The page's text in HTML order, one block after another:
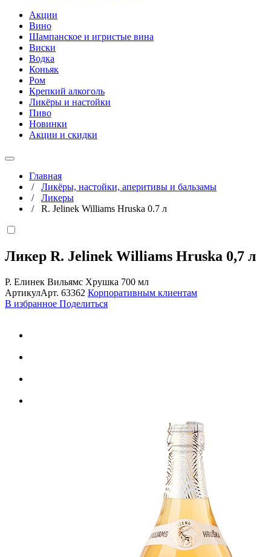
Акции
Вино
Шампанское и игристые вина
Виски
Водка
Коньяк
Ром
Крепкий алкоголь
Ликёры и настойки
Пиво
Новинки
Акции и скидки
Главная
/ Ликёры, настойки, аперитивы и бальзамы
/ Ликеры
/ R. Jelinek Williams Hruska 0.7 л
Ликер R. Jelinek Williams Hruska 0,7 л
Р. Елинек Вильямс Хрушка 700 мл
АртикулАрт. 63362 Корпоративным клиентам
В избранное Поделиться